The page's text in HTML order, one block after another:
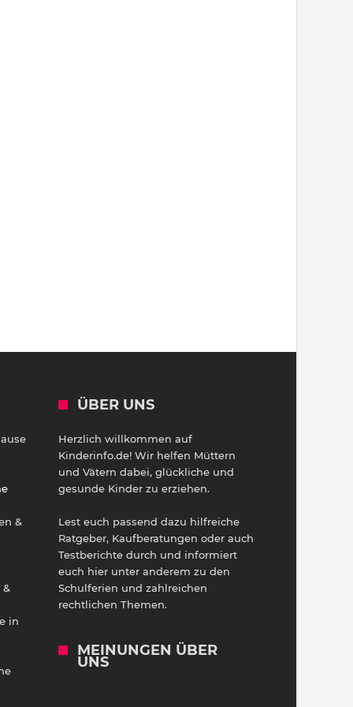
&
&
in
ÜBER UNS
Herzlich willkommen auf
Kinderinfo.de! Wir helfen Müttern
und Vätern dabei, glückliche und
gesunde Kinder zu erziehen.
Lest euch passend dazu hilfreiche
Ratgeber, Kaufberatungen oder auch
Testberichte durch und informiert
euch hier unter anderem zu den
Schulferien und zahlreichen
rechtlichen Themen.
MEINUNGEN ÜBER
UNS